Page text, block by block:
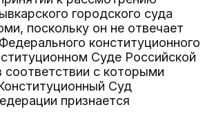
городского суда
поскольку он не отвечает
конституционного
Суде Российской
с которыми
Суд
признается